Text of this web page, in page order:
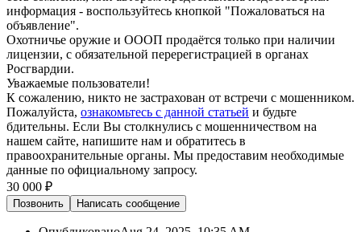
информация - воспользуйтесь кнопкой "Пожаловаться на
объявление".
Охотничье оружие и ОООП продаётся только при наличии
лицензии, с обязательной перерегистрацией в органах
Росгвардии.
Уважаемые пользователи!
К сожалению, никто не застрахован от встречи с мошенником.
Пожалуйста, ознакомьтесь с данной статьей и будьте
бдительны. Если Вы столкнулись с мошенничеством на
нашем сайте, напишите нам и обратитесь в
правоохранительные органы. Мы предоставим необходимые
данные по официальному запросу.
30 000 ₽
Позвонить Написать сообщение